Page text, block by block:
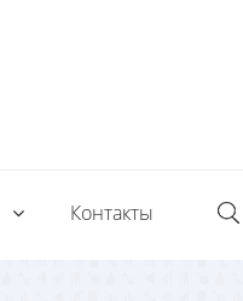
Контакты